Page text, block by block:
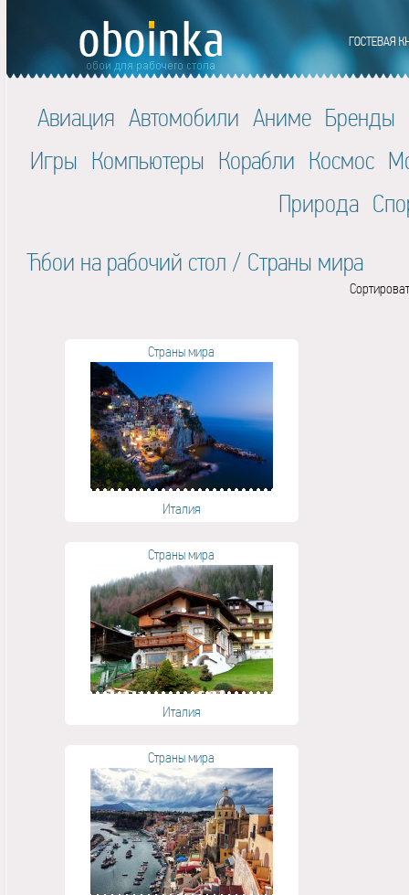
Авиация Автомобили Аниме Бренды
Игры Компьютеры Корабли Космос
Природа
Ћбои на рабочий стол / Страны мира
Страны мира
Италия
Страны мира
Италия
Страны мира